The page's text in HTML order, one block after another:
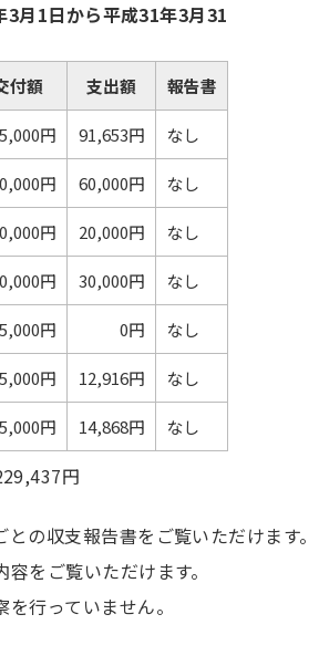
月1日から平成31年3月31
付額 支出額 報告書
円 91,653円 なし
円 60,000円 なし
円 20,000円 なし
円 30,000円 なし
円 0円 なし
円 12,916円 なし
円 14,868円 なし
円
の収支報告書をご覧いただけます。
をご覧いただけます。
行っていません。